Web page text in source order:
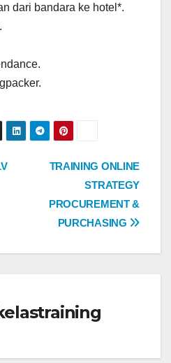
dari bandara ke hotel*.
TRAINING ONLINE
STRATEGY
PROCUREMENT &
PURCHASING